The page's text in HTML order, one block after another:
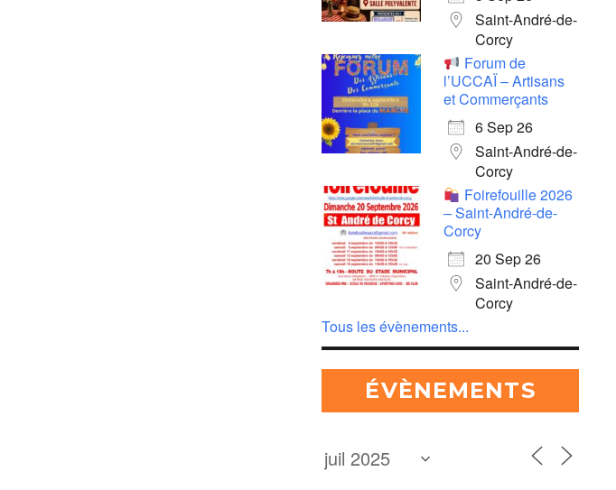
Saint-André-de-
Corcy
Forum de
l’UCCAÏ – Artisans
et Commerçants
6 Sep 26
Saint-André-de-
Corcy
Foirefouille 2026
– Saint-André-de-
Corcy
20 Sep 26
Saint-André-de-
Corcy
Tous les évènements...
ÉVÈNEMENTS